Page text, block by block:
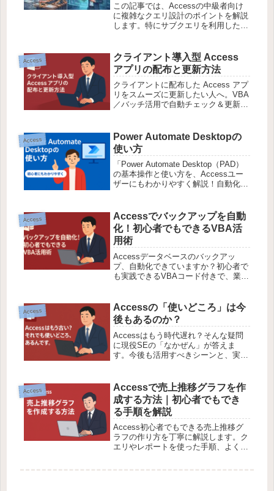
この記事では、Accessの中級者向け
に複雑なクエリ設計のポイントを解説
します。特にサブクエリを利用した重
公式には載っていない裏技もお見逃し
なく！
Access
クライアント導入型 Access
アプリの配布と更新方法
クライアントに配布した Access アプ
リをスムーズに更新したい人へ。VBA
／バッチ活用で自動チェック＆更新を
Access
Power Automate Desktopの
使い方
「Power Automate Desktop（PAD）
の基本操作と使い方を、Accessユー
ザーにもわかりやすく解説！自動化で
Access
Accessでバックアップを自動
化！初心者でもできるVBA活
用術
Accessデータベースのバックアッ
プ、自動化できていますか？初心者で
も実践できるVBAコード付きで、業務
Access
Accessの「使いどころ」は今
後もあるのか？
Accessはもう時代遅れ？そんな疑問
に現役SEの「なかぜん」が答えま
す。今後も活用すべきシーンと、実務
Access
Accessで売上推移グラフを作
成する方法｜初心者でもでき
る手順を解説
Access初心者でもできる売上推移グ
ラフの作り方を丁寧に解説します。ク
エリやレポートを使った手順、よくあ